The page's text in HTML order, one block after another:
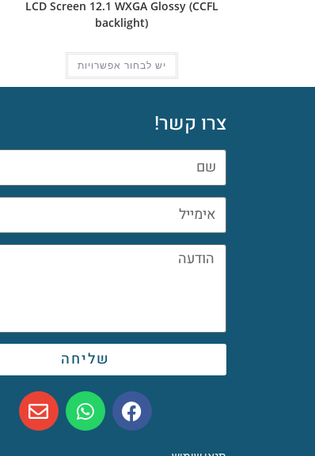
LCD Screen 12.1 WXGA Glossy (CCFL
backlight)
יש לבחור אפשרויות
צרו קשר!
שליחה